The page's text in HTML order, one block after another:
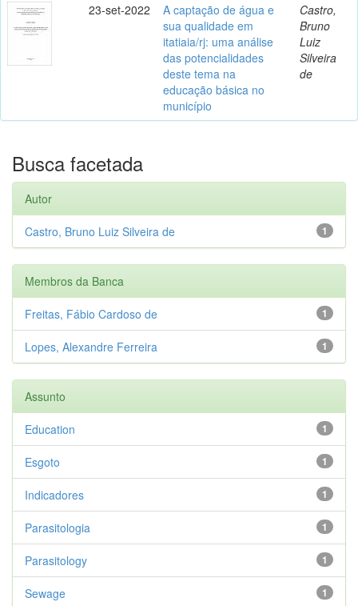
23-set-2022
A captação de água e
sua qualidade em
itatiaia/rj: uma análise
das potencialidades
deste tema na
educação básica no
município
Castro,
Bruno
Luiz
Silveira
de
Busca facetada
Autor
1
Castro, Bruno Luiz Silveira de
Membros da Banca
1
Freitas, Fábio Cardoso de
1
Lopes, Alexandre Ferreira
Assunto
1
Education
1
Esgoto
1
Indicadores
1
Parasitologia
1
Parasitology
1
Sewage